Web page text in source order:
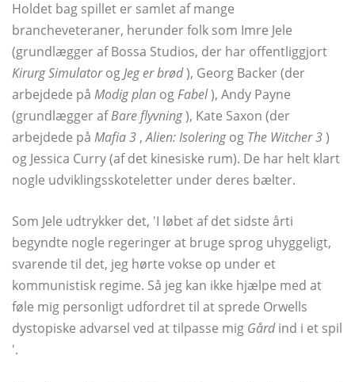
Holdet bag spillet er samlet af mange
brancheveteraner, herunder folk som Imre Jele
(grundlægger af Bossa Studios, der har offentliggjort
Kirurg SimulatorogJeg er brød), Georg Backer (der
arbejdede på Modig plan ogFabel), Andy Payne
(grundlægger afBare flyvning), Kate Saxon (der
arbejdede på Mafia 3 ,Alien: Isoleringog The Witcher 3)
og Jessica Curry (af det kinesiske rum). De har helt klart
nogle udviklingsskoteletter under deres bælter.
Som Jele udtrykker det, 'I løbet af det sidste årti
begyndte nogle regeringer at bruge sprog uhyggeligt,
svarende til det, jeg hørte vokse op under et
kommunistisk regime. Så jeg kan ikke hjælpe med at
føle mig personligt udfordret til at sprede Orwells
dystopiske advarsel ved at tilpasse mig Gårdind i et spil
'.